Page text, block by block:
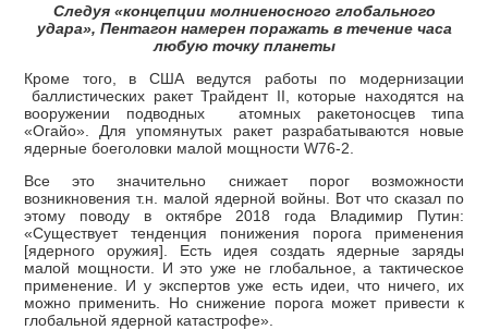
Следуя «концепции молниеносного глобального
удара», Пентагон намерен поражать в течение часа
любую точку планеты
Кроме того, в США ведутся работы по модернизации
баллистических ракет Трайдент II, которые находятся на
вооружении подводных атомных ракетоносцев типа
«Огайо». Для упомянутых ракет разрабатываются новые
ядерные боеголовки малой мощности W76-2.
Все это значительно снижает порог возможности
возникновения т.н. малой ядерной войны. Вот что сказал по
этому поводу в октябре 2018 года Владимир Путин:
«Существует тенденция понижения порога применения
[ядерного оружия]. Есть идея создать ядерные заряды
малой мощности. И это уже не глобальное, а тактическое
применение. И у экспертов уже есть идеи, что ничего, их
можно применить. Но снижение порога может привести к
глобальной ядерной катастрофе».